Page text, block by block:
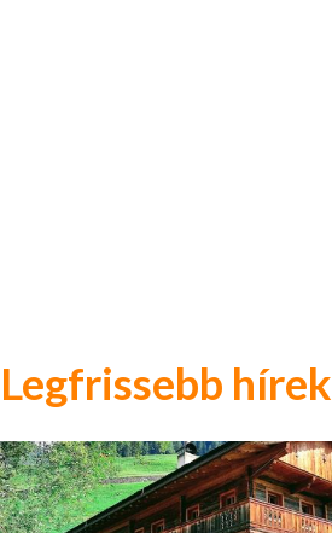
Legfrissebb hírek